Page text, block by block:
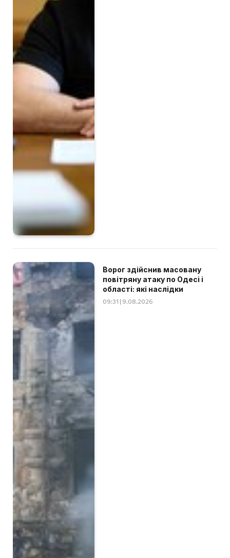
Ворог здійснив масовану
повітряну атаку по Одесі і
області: які наслідки
09:31 | 9.08.2026